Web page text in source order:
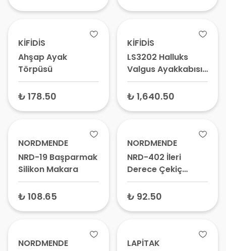
KİFİDİS
Ahşap Ayak
Törpüsü
₺ 178.50
KİFİDİS
LS3202 Halluks
Valgus Ayakkabısı
– Ayak Başparmak
Çıkıntısı, Medikal
₺ 1,640.50
NORDMENDE
NRD-19 Başparmak
Silikon Makara
₺ 108.65
NORDMENDE
NRD-402 İleri
Derece Çekiç
Parmak Yastığı
Bunyon
₺ 92.50
NORDMENDE
LAPİTAK